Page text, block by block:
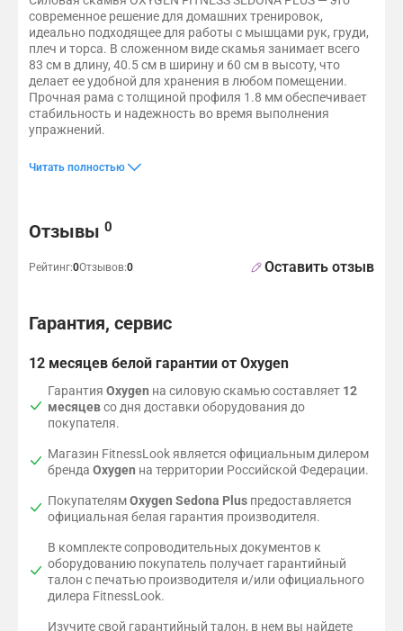
современное решение для домашних тренировок,
идеально подходящее для работы с мышцами рук, груди,
плеч и торса. В сложенном виде скамья занимает всего
83 см в длину, 40.5 см в ширину и 60 см в высоту, что
делает ее удобной для хранения в любом помещении.
Прочная рама с толщиной профиля 1.8 мм обеспечивает
стабильность и надежность во время выполнения
упражнений.
Скамья предназначена для выполнения широкого спектра
Скамья OXYGEN FITNESS SEDONA PLUS поставляется с
Силовая скамья OXYGEN FITNESS SEDONA PLUS — это
Читать полностью
Отзывы и вопросы
Отзывы 0
Рейтинг:0Отзывов:0 Оставить отзыв
Гарантия, сервис
12 месяцев белой гарантии от Oxygen
Гарантия Oxygen на силовую скамью составляет 12
месяцевсо дня доставки оборудования до
покупателя.
Магазин FitnessLook является официальным дилером
бренда Oxygen на территории Российской Федерации.
ПокупателямOxygen Sedona Plus предоставляется
официальная белая гарантия производителя.
В комплекте сопроводительных документов к
оборудованию покупатель получает гарантийный
талон с печатью производителя и/или официального
дилера FitnessLook.
Изучите свой гарантийный талон, в нем вы найдете